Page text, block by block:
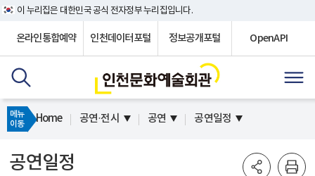
이 누리집은 대한민국 공식 전자정부 누리집입니다.
온라인통합예약 인천데이터포털 정보공개포털 OpenAPI
메뉴
이동
Home 공연·전시 공연 공연일정
공연일정